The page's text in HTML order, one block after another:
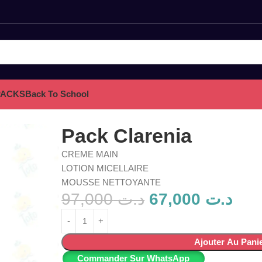
Back To School
Pack Clarenia
CREME MAIN
LOTION MICELLAIRE
MOUSSE NETTOYANTE
د.ت97,000 د.ت
Ajouter Au
Commander Sur WhatsApp